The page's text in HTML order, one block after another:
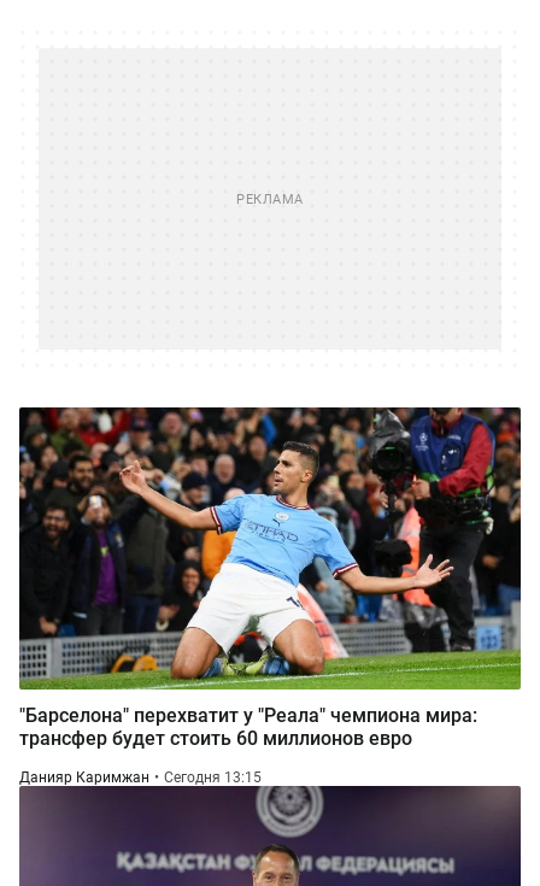
"Барселона" перехватит у "Реала" чемпиона мира:
трансфер будет стоить 60 миллионов евро
Данияр Каримжан Сегодня 13:15